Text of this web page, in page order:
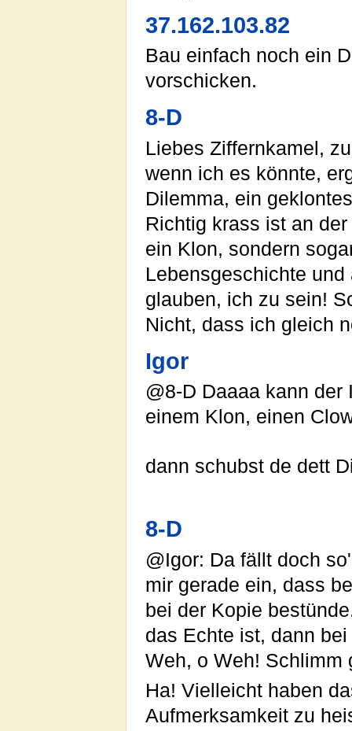
37.162.103.82
Bau einfach noch ein
vorschicken.
8-D
Liebes Ziffernkamel,
wenn ich es könnte,
Dilemma, ein
Richtig krass ist an
ein Klon, sondern
Lebensgeschichte
glauben, ich zu sein!
Nicht, dass ich gleich
Igor
@8-D Daaaa kann
einem Klon, einen
dann schubst de dett
8-D
@Igor: Da fällt doch
mir gerade ein, dass
bei der Kopie
das Echte ist, dann
Weh, o Weh! Schlimm
Ha! Vielleicht haben
Aufmerksamkeit zu